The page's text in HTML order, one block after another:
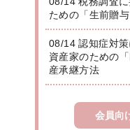
ための「生前贈
08/14 認知症対
資産家のための
産承継方法
会員向